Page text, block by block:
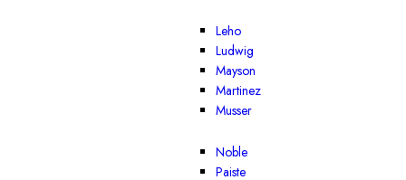
Leho
Ludwig
Mayson
Martinez
Musser
Noble
Paiste